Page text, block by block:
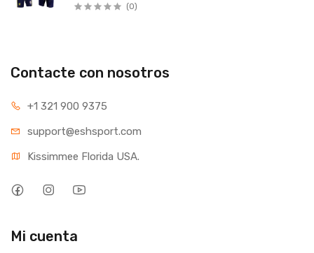
(0)
Contacte con nosotros
+1 321 900 9375
support@eshsport.com
Kissimmee Florida USA.
Mi cuenta